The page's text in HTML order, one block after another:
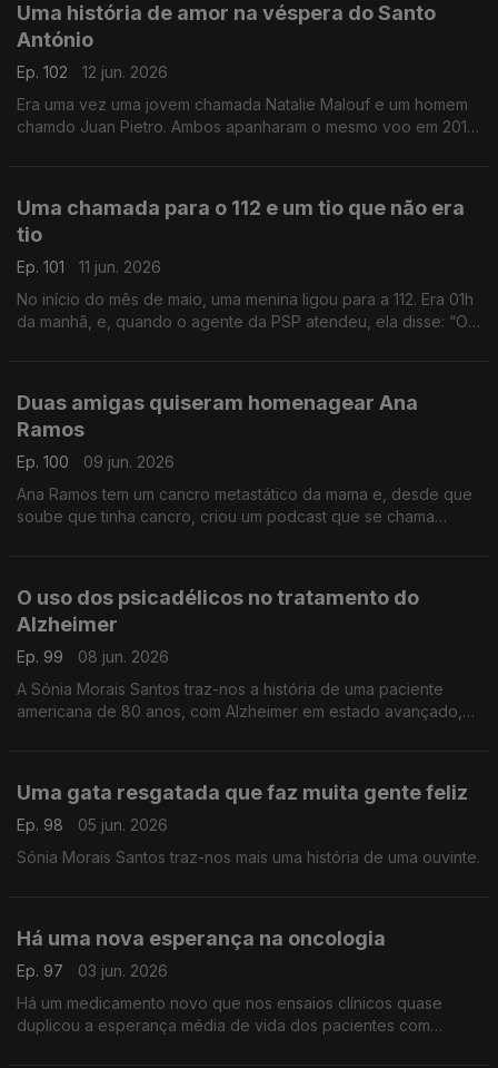
Uma história de amor na véspera do Santo
António
Ep. 102
12 jun. 2026
Era uma vez uma jovem chamada Natalie Malouf e um homem
chamdo Juan Pietro. Ambos apanharam o mesmo voo em 2016,
Uma chamada para o 112 e um tio que não era
tio
Ep. 101
11 jun. 2026
No início do mês de maio, uma menina ligou para a 112. Era 01h
da manhã, e, quando o agente da PSP atendeu, ela disse: “Olá
Duas amigas quiseram homenagear Ana
Ramos
Ep. 100
09 jun. 2026
Ana Ramos tem um cancro metastático da mama e, desde que
soube que tinha cancro, criou um podcast que se chama
O uso dos psicadélicos no tratamento do
Alzheimer
Ep. 99
08 jun. 2026
A Sónia Morais Santos traz-nos a história de uma paciente
americana de 80 anos, com Alzheimer em estado avançado,
Uma gata resgatada que faz muita gente feliz
Ep. 98
05 jun. 2026
Sónia Morais Santos traz-nos mais uma história de uma ouvinte.
Há uma nova esperança na oncologia
Ep. 97
03 jun. 2026
Há um medicamento novo que nos ensaios clínicos quase
duplicou a esperança média de vida dos pacientes com